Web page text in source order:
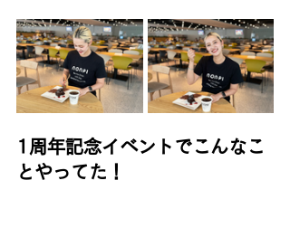
1周年記念イベントでこんなこ
とやってた！